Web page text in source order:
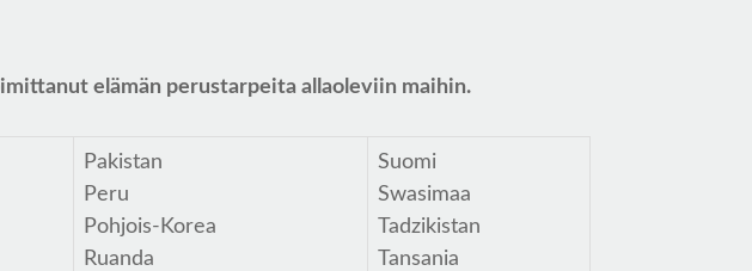
elämän perustarpeita allaoleviin maihin.
Pakistan
Peru
Pohjois-Korea
Ruanda
Suomi
Swasimaa
Tadzikistan
Tansania